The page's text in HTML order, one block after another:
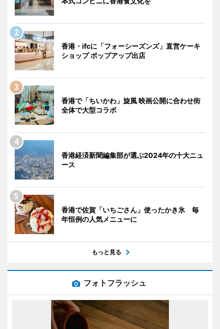
香港・ifcに「フォーシーズンズ」直営ケーキ
ショップ ポップアップ出店
香港で「ちいかわ」旋風 映画公開に合わせ街
全体で大型コラボ
香港経済新聞編集部が選ぶ2024年の十大ニュ
ース
香港で佐賀「いちごさん」使ったかき氷 毎
年恒例の人気メニューに
もっと見る
フォトフラッシュ